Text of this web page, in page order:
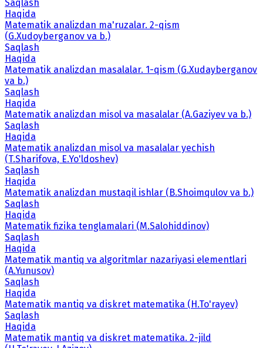
Saqlash
Haqida
Matematik analizdan ma'ruzalar. 2-qism
(G.Xudoyberganov va b.)
Saqlash
Haqida
Matematik analizdan masalalar. 1-qism (G.Xudayberganov
va b.)
Saqlash
Haqida
Matematik analizdan misol va masalalar (A.Gaziyev va b.)
Saqlash
Haqida
Matematik analizdan misol va masalalar yechish
(T.Sharifova, E.Yo'ldoshev)
Saqlash
Haqida
Matematik analizdan mustaqil ishlar (B.Shoimqulov va b.)
Saqlash
Haqida
Matematik fizika tenglamalari (M.Salohiddinov)
Saqlash
Haqida
Matematik mantiq va algoritmlar nazariyasi elementlari
(A.Yunusov)
Saqlash
Haqida
Matematik mantiq va diskret matematika (H.To'rayev)
Saqlash
Haqida
Matematik mantiq va diskret matematika. 2-jild